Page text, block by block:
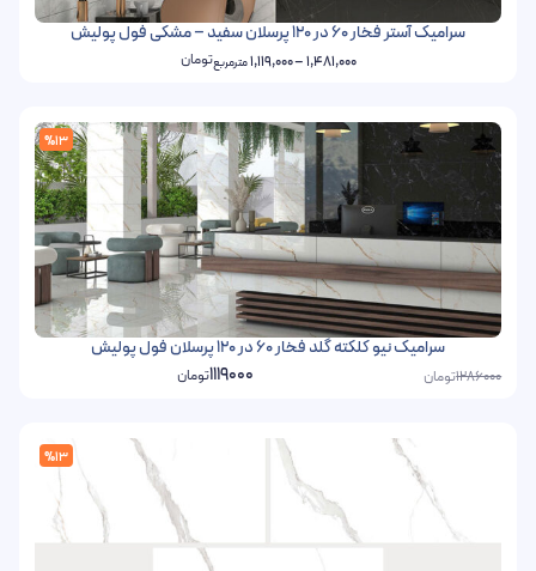
سرامیک آستر فخار 60 در 120 پرسلان سفید – مشکی فول پولیش
1,481,000
–
1,119,000مترمربعتومان
%13
سرامیک نیو کلکته گلد فخار 60 در 120 پرسلان فول پولیش
1286000تومان 1119000تومان
%13